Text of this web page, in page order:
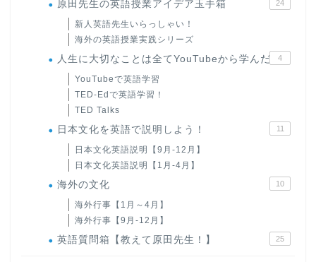
原田先生の英語授業アイデア玉手箱 24
新人英語先生いらっしゃい！
海外の英語授業実践シリーズ
人生に大切なことは全てYouTubeから学んだ 4
YouTubeで英語学習
TED-Edで英語学習！
TED Talks
日本文化を英語で説明しよう！ 11
日本文化英語説明【9月-12月】
日本文化英語説明【1月-4月】
海外の文化 10
海外行事【1月～4月】
海外行事【9月-12月】
英語質問箱【教えて原田先生！】 25